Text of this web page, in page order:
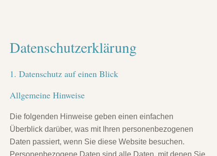
Datenschutz­erklärung
1. Datenschutz auf einen Blick
Allgemeine Hinweise
Die folgenden Hinweise geben einen einfachen
Überblick darüber, was mit Ihren personenbezogenen
Daten passiert, wenn Sie diese Website besuchen.
Personenbezogene Daten sind alle Daten, mit denen Sie